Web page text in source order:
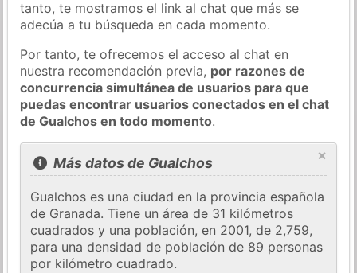
tanto, te mostramos el link al chat que más se
adecúa a tu búsqueda en cada momento.
Por tanto, te ofrecemos el acceso al chat en
nuestra recomendación previa, por razones de
concurrencia simultánea de usuarios para que
puedas encontrar usuarios conectados en el chat
de Gualchos en todo momento.
×
Más datos de Gualchos
Gualchos es una ciudad en la provincia española
de Granada. Tiene un área de 31 kilómetros
cuadrados y una población, en 2001, de 2,759,
para una densidad de población de 89 personas
por kilómetro cuadrado.